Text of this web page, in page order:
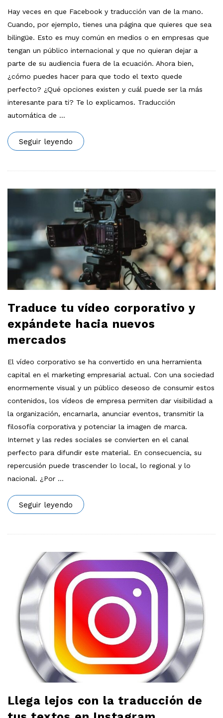
g
Hay veces en que Facebook y traducción van de la mano.
Cuando, por ejemplo, tienes una página que quieres que sea
bilingüe. Esto es muy común en medios o en empresas que
tengan un público internacional y que no quieran dejar a
parte de su audiencia fuera de la ecuación. Ahora bien,
¿cómo puedes hacer para que todo el texto quede
perfecto? ¿Qué opciones existen y cuál puede ser la más
interesante para ti? Te lo explicamos. Traducción
automática de …
Seguir leyendo
Traduce tu vídeo corporativo y
expándete hacia nuevos
mercados
El vídeo corporativo se ha convertido en una herramienta
capital en el marketing empresarial actual. Con una sociedad
enormemente visual y un público deseoso de consumir estos
contenidos, los vídeos de empresa permiten dar visibilidad a
la organización, encarnarla, anunciar eventos, transmitir la
filosofía corporativa y potenciar la imagen de marca.
Internet y las redes sociales se convierten en el canal
perfecto para difundir este material. En consecuencia, su
repercusión puede trascender lo local, lo regional y lo
nacional. ¿Por …
Seguir leyendo
Llega lejos con la traducción de